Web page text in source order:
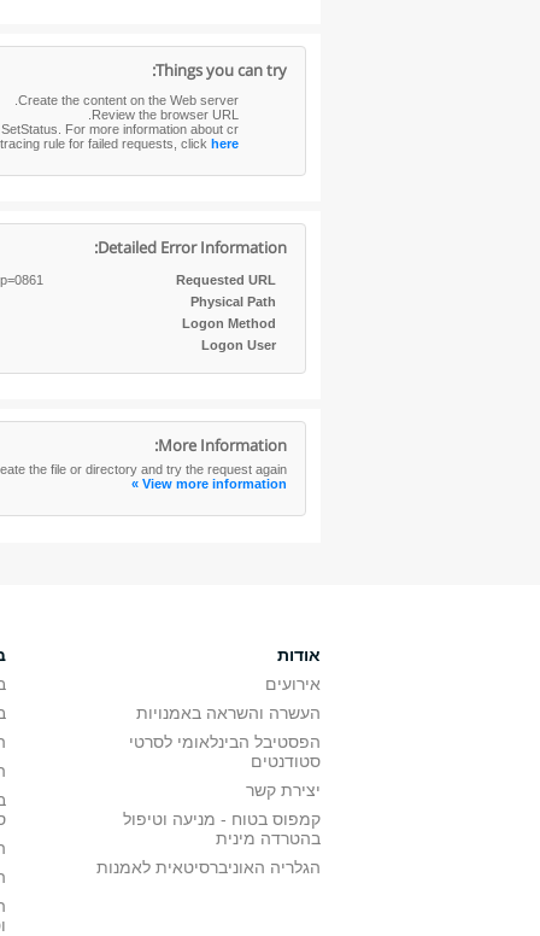
Things you can try:
Create the content on the Web server.
Review the browser URL.
For more information about cr
rule for failed requests, click here
Detailed Error Information:
Requested URL
Physical Path
Logon Method
Logon User
More Information:
the file or directory and try the request again.
View more information »
אודות
אירועים
העשרה והשראה באמנויות
הפסטיבל הבינלאומי לסרטי
סטודנטים
יצירת קשר
קמפוס בטוח - מניעה וטיפול
בהטרדה מינית
הגלריה האוניברסיטאית לאמנות